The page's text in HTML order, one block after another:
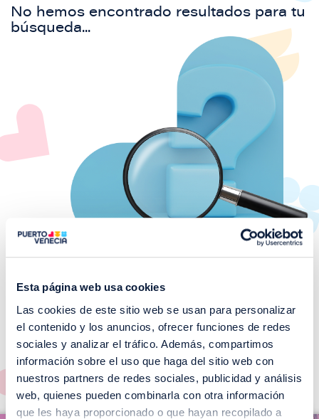
Esta página web usa cookies
Las cookies de este sitio web se usan para personalizar
el contenido y los anuncios, ofrecer funciones de redes
sociales y analizar el tráfico. Además, compartimos
información sobre el uso que haga del sitio web con
nuestros partners de redes sociales, publicidad y análisis
web, quienes pueden combinarla con otra información
que les haya proporcionado o que hayan recopilado a
No hemos encontrado resultados para tu
búsqueda...
¡No te pierdas nuestros
EVENTOS!
Ver todos >